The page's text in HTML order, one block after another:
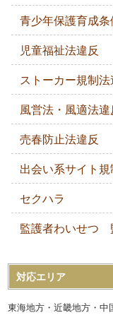
青少年保護育成条
児童福祉法違反
ストーカー規制法
風営法・風適法違
売春防止法違反
出会い系サイト
セクハラ
監護者わいせつ
対応エリア
東海地方・近畿地方・